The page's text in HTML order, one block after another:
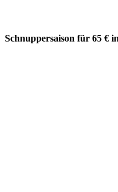
Schnuppersaison für 65 €